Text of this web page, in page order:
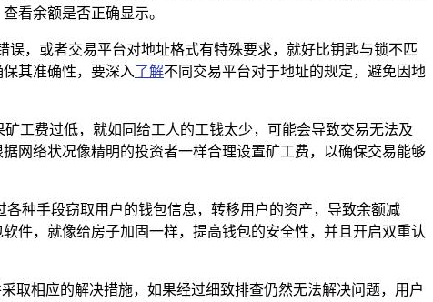
看余额是否正确显示。
，或者交易平台对地址格式有特殊要求，就好比钥匙与锁不匹
其准确性，要深入了解不同交易平台对于地址的规定，避免因地
工费过低，就如同给工人的工钱太少，可能会导致交易无法及
网络状况像精明的投资者一样合理设置矿工费，以确保交易能够
种手段窃取用户的钱包信息，转移用户的资产，导致余额减
件，就像给房子加固一样，提高钱包的安全性，并且开启双重认
取相应的解决措施，如果经过细致排查仍然无法解决问题，用户